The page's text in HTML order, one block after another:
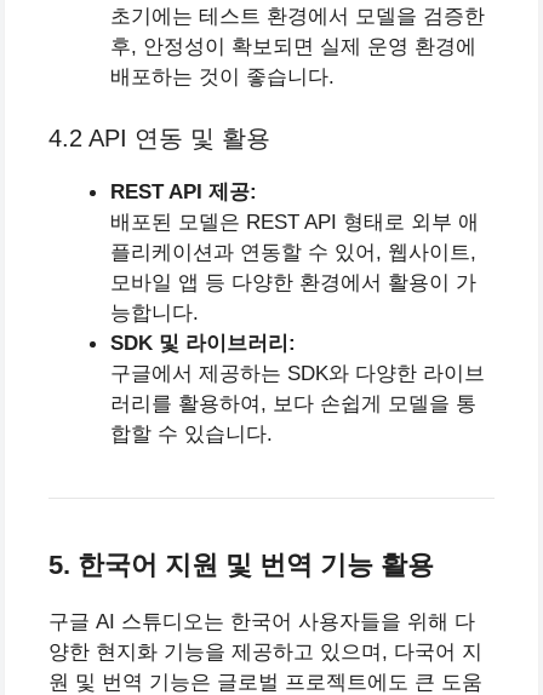
초기에는 테스트 환경에서 모델을 검증한
후, 안정성이 확보되면 실제 운영 환경에
배포하는 것이 좋습니다.
4.2 API 연동 및 활용
REST API 제공:
배포된 모델은 REST API 형태로 외부 애
플리케이션과 연동할 수 있어, 웹사이트,
모바일 앱 등 다양한 환경에서 활용이 가
능합니다.
SDK 및 라이브러리:
구글에서 제공하는 SDK와 다양한 라이브
러리를 활용하여, 보다 손쉽게 모델을 통
합할 수 있습니다.
5. 한국어 지원 및 번역 기능 활용
구글 AI 스튜디오는 한국어 사용자들을 위해 다
양한 현지화 기능을 제공하고 있으며, 다국어 지
원 및 번역 기능은 글로벌 프로젝트에도 큰 도움